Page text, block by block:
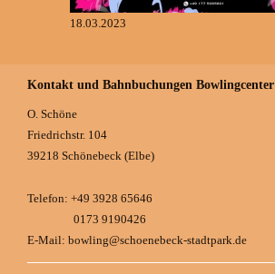
18.03.2023
Kontakt und Bahnbuchungen Bowlingcenter
O. Schöne
Friedrichstr. 104
39218 Schönebeck (Elbe)
Telefon: +49 3928 65646
0173 9190426
E-Mail: bowling@schoenebeck-stadtpark.de